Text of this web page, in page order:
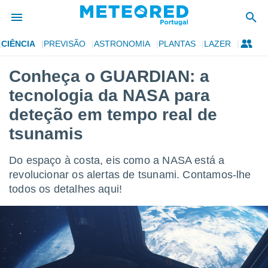
foi
para
as
fornecidas
a este
das
digital
CIÊNCIA PREVISÃO ASTRONOMIA PLANTAS LAZER
Conheça o GUARDIAN: a
tecnologia da NASA para
deteção em tempo real de
tsunamis
Do espaço à costa, eis como a NASA está a
revolucionar os alertas de tsunami. Contamos-lhe
todos os detalhes aqui!